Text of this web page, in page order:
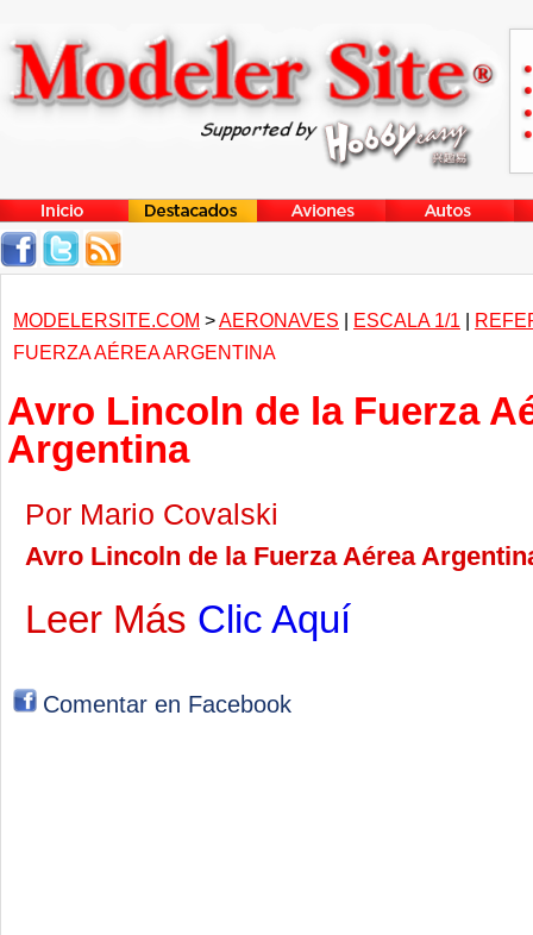
MODELERSITE.COM >AERONAVES | ESCALA 1/1 |
FUERZA AÉREA ARGENTINA
Avro Lincoln de la Fuerza
Argentina
Por Mario Covalski
Avro Lincoln de la Fuerza Aérea
Leer Más Clic Aquí
Comentar en Facebook